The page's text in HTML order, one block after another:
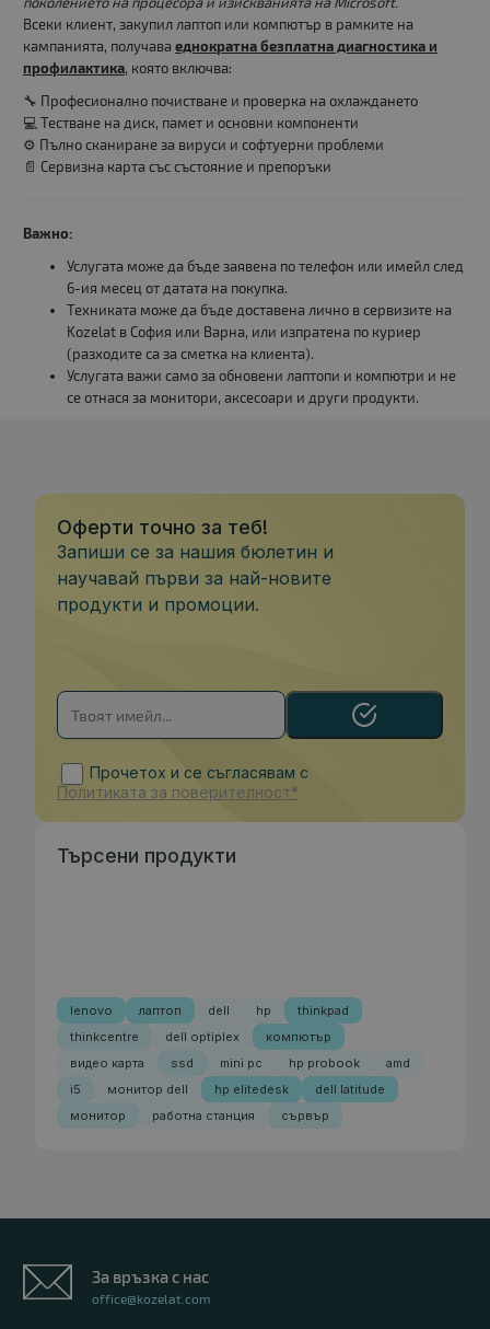
Всеки клиент, закупил лаптоп или компютър в рамките на
кампанията, получава еднократна безплатна диагностика и
профилактика, която включва:
🔧 Професионално почистване и проверка на охлаждането
💻 Тестване на диск, памет и основни компоненти
⚙️ Пълно сканиране за вируси и софтуерни проблеми
📄 Сервизна карта със състояние и препоръки
Важно:
Услугата може да бъде заявена по телефон или имейл след
6-ия месец от датата на покупка.
Техниката може да бъде доставена лично в сервизите на
Kozelat в София или Варна, или изпратена по куриер
(разходите са за сметка на клиента).
Услугата важи само за обновени лаптопи и компютри и не
се отнася за монитори, аксесоари и други продукти.
Оферти точно за теб!
Запиши се за нашия бюлетин и
научавай първи за най-новите
продукти и промоции.
Прочетох и се съгласявам с
Политиката за поверителност*
Търсени продукти
lenovo лаптоп dell hp
thinkpad
thinkcentre
dell optiplex
компютър
видео карта
ssd mini pc hp probook
amd
i5
монитор dell hp elitedesk
dell latitude
монитор
работна станция сървър
За връзка с нас
office@kozelat.com